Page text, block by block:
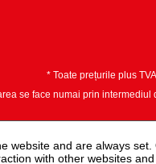
* Toate prețurile plus
se face numai prin intermediul
website and are always set.
with other websites